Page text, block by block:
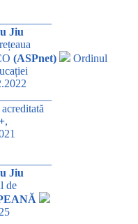
Jiu
(ASPnet)
Ordinul
,
Jiu
de